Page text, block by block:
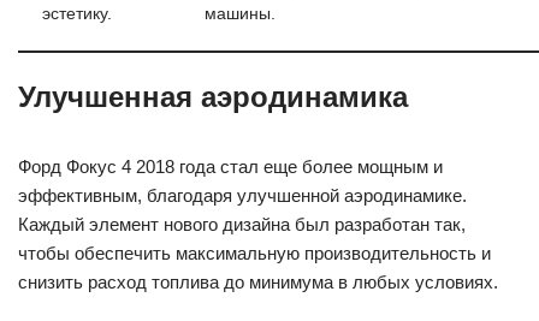
эстетику.
машины.
Улучшенная аэродинамика
Форд Фокус 4 2018 года стал еще более мощным и
эффективным, благодаря улучшенной аэродинамике.
Каждый элемент нового дизайна был разработан так,
чтобы обеспечить максимальную производительность и
снизить расход топлива до минимума в любых условиях.